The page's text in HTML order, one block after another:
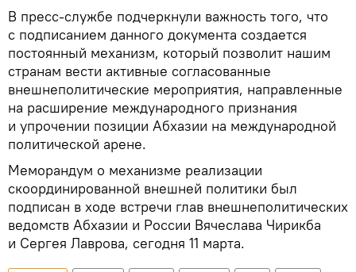
В пресс-службе подчеркнули важность того, что
с подписанием данного документа создается
постоянный механизм, который позволит нашим
странам вести активные согласованные
внешнеполитические мероприятия, направленные
на расширение международного признания
и упрочении позиции Абхазии на международной
политической арене.
Меморандум о механизме реализации
скоординированной внешней политики был
подписан в ходе встречи глав внешнеполитических
ведомств Абхазии и России Вячеслава Чирикба
и Сергея Лаврова, сегодня 11 марта.